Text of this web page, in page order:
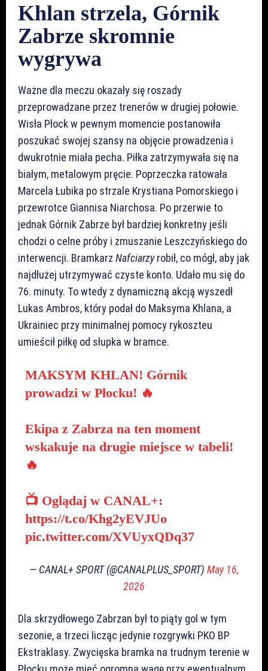
Khlan strzela, Górnik
Zabrze skromnie
wygrywa
Ważne dla meczu okazały się roszady
przeprowadzane przez trenerów w drugiej połowie.
Wisła Płock w pewnym momencie postanowiła
poszukać swojej szansy na objęcie prowadzenia i
dwukrotnie miała pecha. Piłka zatrzymywała się na
białym, metalowym pręcie. Poprzeczka ratowała
Marcela Łubika po strzale Krystiana Pomorskiego i
przewrotce Giannisa Niarchosa. Po przerwie to
jednak Górnik Zabrze był bardziej konkretny jeśli
chodzi o celne próby i zmuszanie Leszczyńskiego do
interwencji. Bramkarz Nafciarzyrobił, co mógł, aby jak
najdłużej utrzymywać czyste konto. Udało mu się do
76. minuty. To wtedy z dynamiczną akcją wyszedł
Lukas Ambros, który podał do Maksyma Khlana, a
Ukrainiec przy minimalnej pomocy rykoszteu
umieścił piłkę od słupka w bramce.
MAKSYM KHLAN! Górnik
prowadzi w Płocku! 🔥
Ekipa z Zabrza na ten moment
wskakuje na drugie miejsce w tabeli!
🔥
📺 Oglądaj w CANAL+:
https://t.co/Khg2yEVJUo
pic.twitter.com/XVUyxQDq37
— CANAL+ SPORT (@CANALPLUS_SPORT) May 16,
2026
Dla skrzydłowego Zabrzan był to piąty gol w tym
sezonie, a trzeci licząc jedynie rozgrywki PKO BP
Ekstraklasy. Zwycięska bramka na trudnym terenie w